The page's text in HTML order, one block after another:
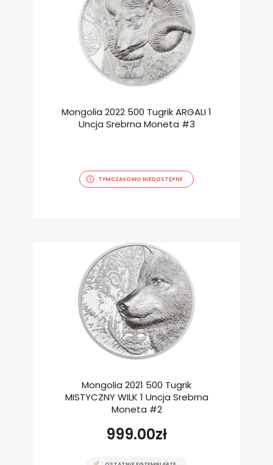
Mongolia 2022 500 Tugrik ARGALI 1
Uncja Srebrna Moneta #3
TYMCZASOWO NIEDOSTĘPNE
Mongolia 2021 500 Tugrik
MISTYCZNY WILK 1 Uncja Srebrna
Moneta #2
999.00zł